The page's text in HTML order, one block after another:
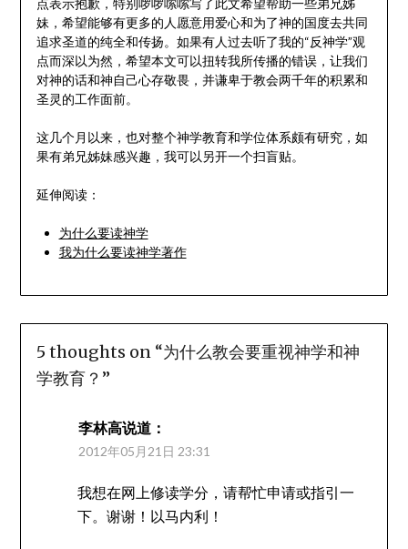
点表示抱歉，特别啰啰嗦嗦写了此文希望帮助一些弟兄姊
妹，希望能够有更多的人愿意用爱心和为了神的国度去共同
追求圣道的纯全和传扬。如果有人过去听了我的“反神学”观
点而深以为然，希望本文可以扭转我所传播的错误，让我们
对神的话和神自己心存敬畏，并谦卑于教会两千年的积累和
圣灵的工作面前。
这几个月以来，也对整个神学教育和学位体系颇有研究，如
果有弟兄姊妹感兴趣，我可以另开一个扫盲贴。
延伸阅读：
为什么要读神学
我为什么要读神学著作
5 thoughts on “为什么教会要重视神学和神
学教育？ ”
李林高说道：
2012年05月21日 23:31
我想在网上修读学分，请帮忙申请或指引一
下。谢谢！以马内利！